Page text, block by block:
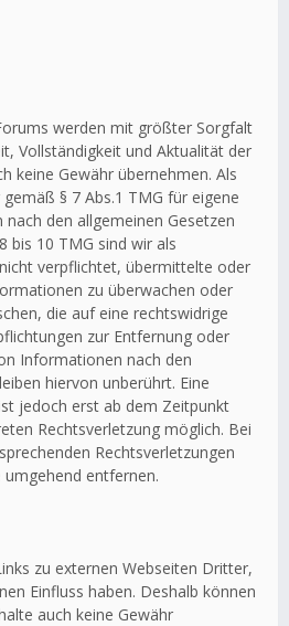
werden mit größter Sorgfalt
Vollständigkeit und Aktualität der
keine Gewähr übernehmen. Als
§ 7 Abs.1 TMG für eigene
den allgemeinen Gesetzen
bis 10 TMG sind wir als
verpflichtet, übermittelte oder
zu überwachen oder
die auf eine rechtswidrige
zur Entfernung oder
Informationen nach den
hiervon unberührt. Eine
jedoch erst ab dem Zeitpunkt
Rechtsverletzung möglich. Bei
Rechtsverletzungen
entfernen.
zu externen Webseiten Dritter,
Einfluss haben. Deshalb können
auch keine Gewähr